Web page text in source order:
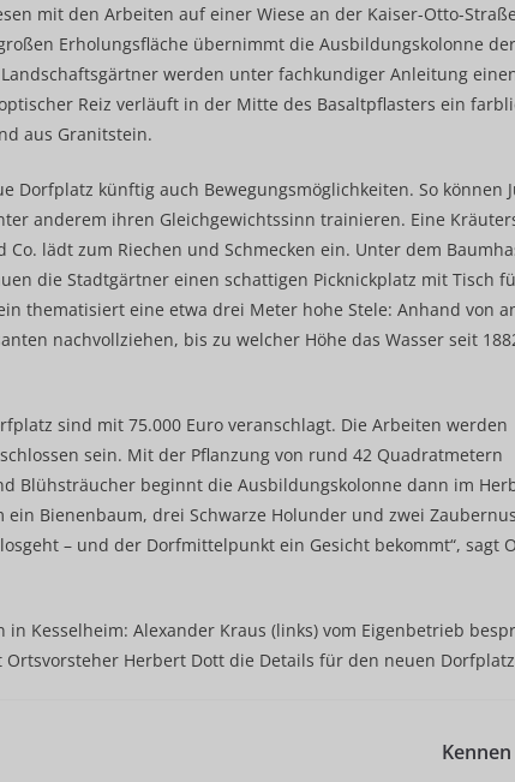
mit den Arbeiten auf einer Wiese an der Kaiser-Otto-
Erholungsfläche übernimmt die Ausbildungskolonne der
werden unter fachkundiger Anleitung
Reiz verläuft in der Mitte des Basaltpflasters ein
aus Granitstein.
Dorfplatz künftig auch Bewegungsmöglichkeiten. So können
anderem ihren Gleichgewichtssinn trainieren. Eine
lädt zum Riechen und Schmecken ein. Unter dem
die Stadtgärtner einen schattigen Picknickplatz mit Tisch
thematisiert eine etwa drei Meter hohe Stele: Anhand von
nachvollziehen, bis zu welcher Höhe das Wasser seit
sind mit 75.000 Euro veranschlagt. Die Arbeiten werden
sein. Mit der Pflanzung von rund 42 Quadratmetern
Blühsträucher beginnt die Ausbildungskolonne dann im
Bienenbaum, drei Schwarze Holunder und zwei
– und der Dorfmittelpunkt ein Gesicht bekommt“, sagt
in Kesselheim: Alexander Kraus (links) vom Eigenbetrieb
Herbert Dott die Details für den neuen